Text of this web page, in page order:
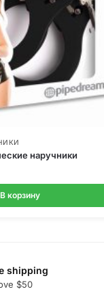
наручники
В корзину
shipping
$50